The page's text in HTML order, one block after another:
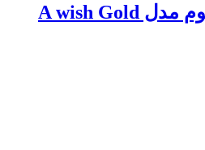
ادو پرفیوم زنانه لنکوم مدل A wish Gold